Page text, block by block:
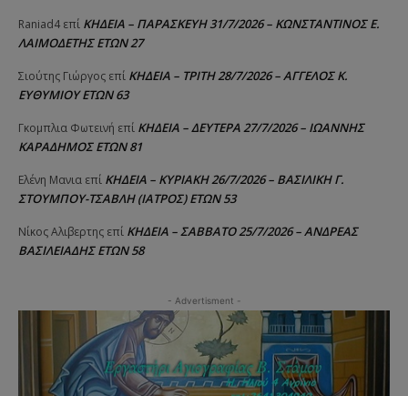
Raniad4 επί ΚΗΔΕΙΑ – ΠΑΡΑΣΚΕΥΗ 31/7/2026 – ΚΩΝΣΤΑΝΤΙΝΟΣ Ε.
ΛΑΙΜΟΔΕΤΗΣ ΕΤΩΝ 27
Σιούτης Γιώργος επί ΚΗΔΕΙΑ – ΤΡΙΤΗ 28/7/2026 – ΑΓΓΕΛΟΣ Κ.
ΕΥΘΥΜΙΟΥ ΕΤΩΝ 63
Γκομπλια Φωτεινή επί ΚΗΔΕΙΑ – ΔΕΥΤΕΡΑ 27/7/2026 – ΙΩΑΝΝΗΣ
ΚΑΡΑΔΗΜΟΣ ΕΤΩΝ 81
Ελένη Μανια επί ΚΗΔΕΙΑ – ΚΥΡΙΑΚΗ 26/7/2026 – ΒΑΣΙΛΙΚΗ Γ.
ΣΤΟΥΜΠΟΥ-ΤΣΑΒΛΗ (ΙΑΤΡΟΣ) ΕΤΩΝ 53
Νίκος Αλιβερτης επί ΚΗΔΕΙΑ – ΣΑΒΒΑΤΟ 25/7/2026 – ΑΝΔΡΕΑΣ
ΒΑΣΙΛΕΙΑΔΗΣ ΕΤΩΝ 58
- Advertisment -